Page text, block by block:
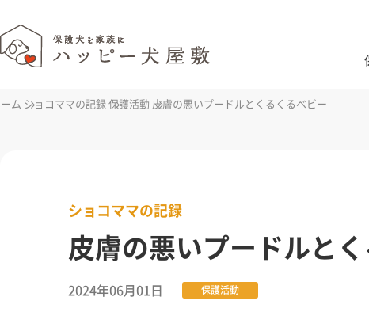
ム ショコママの記録保護活動 皮膚の悪いプードルとくるくるベビー
ショコママの記録
皮膚の悪いプードルと
2024年06月01日 保護活動